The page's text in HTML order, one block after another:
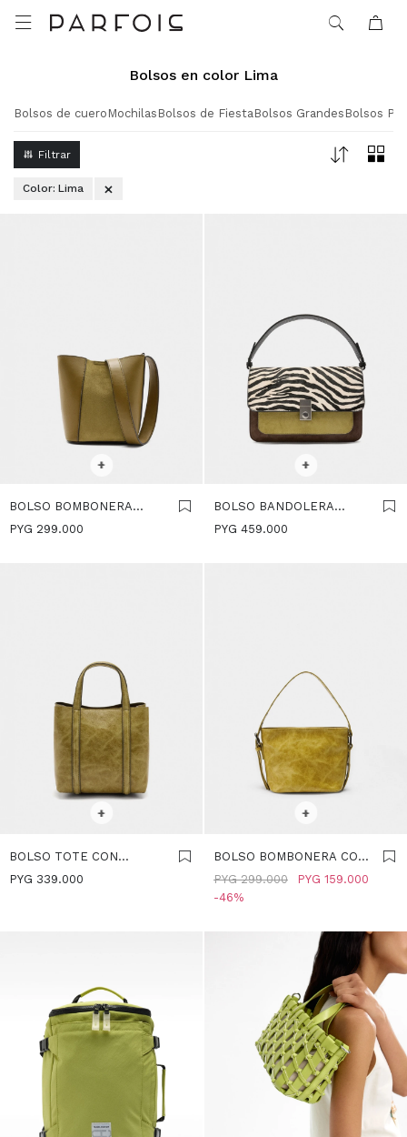

Bolsos en color Lima
Bolsos de cuero Mochilas Bolsos de FiestaBolsos Grandes Bolsos
Color: Lima
+
BOLSO BOMBONERA
CONTRASTE DE
PYG 299.000
+
BOLSO BANDOLERA
DETALLES DE PIEL - LIMA
PYG 459.000
+
BOLSO TOTE CON
BANDOLERA S - LIMA
PYG 339.000
+
BOLSO BOMBONERA CON
TACHUELAS - LIMA
PYG 159.000
PYG 299.000
46